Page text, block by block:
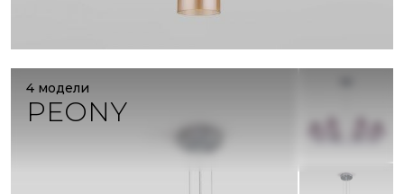
4 модели
PEONY